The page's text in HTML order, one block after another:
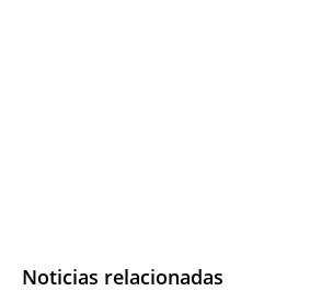
Noticias relacionadas